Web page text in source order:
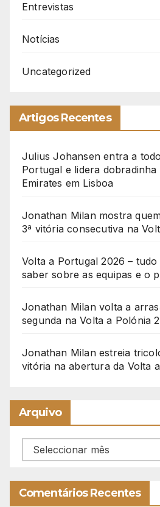
Entrevistas
Notícias
Uncategorized
Artigos Recentes
Julius Johansen entra a
Portugal e lidera dobradinha
Emirates em Lisboa
Jonathan Milan mostra
3ª vitória consecutiva na
Volta a Portugal 2026 –
saber sobre as equipas e o
Jonathan Milan volta a
segunda na Volta a Polónia
Jonathan Milan estreia
vitória na abertura da Volta
Arquivo
Arquivo
Comentários Recentes